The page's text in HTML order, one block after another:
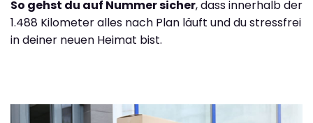
So gehst du auf Nummer sicher, dass innerhalb der
1.488 Kilometer alles nach Plan läuft und du stressfrei
in deiner neuen Heimat bist.